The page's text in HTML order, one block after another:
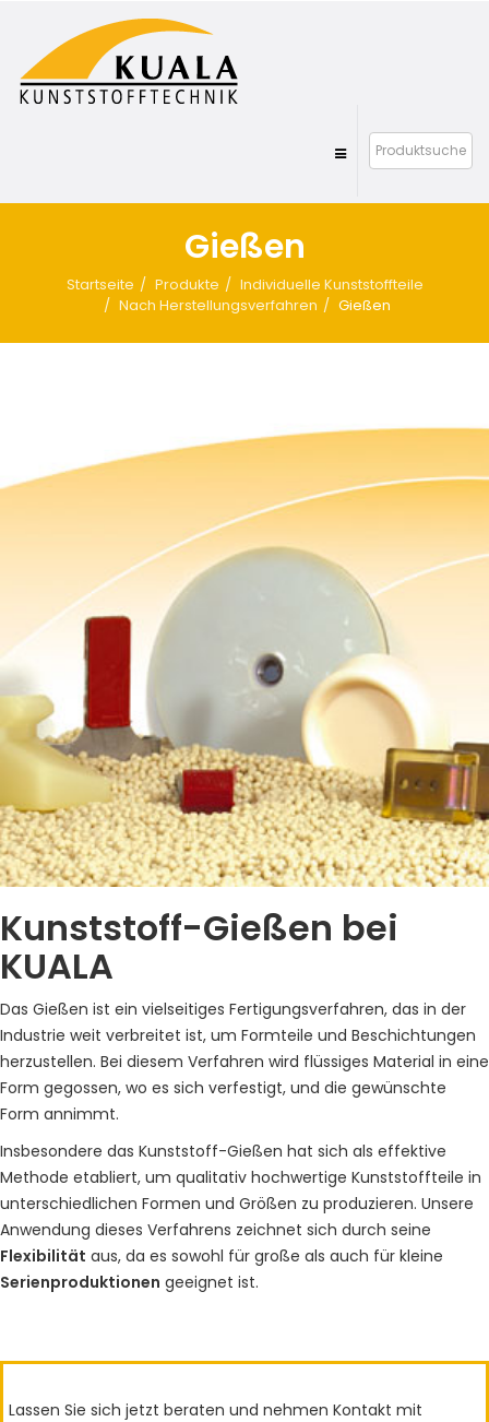
Gießen
Startseite Produkte
Individuelle Kunststoffteile
Nach Herstellungsverfahren
Gießen
Kunststoff-Gießen bei
KUALA
Das Gießen ist ein vielseitiges Fertigungsverfahren, das in der
Industrie weit verbreitet ist, um Formteile und Beschichtungen
herzustellen. Bei diesem Verfahren wird flüssiges Material in eine
Form gegossen, wo es sich verfestigt, und die gewünschte
Form annimmt.
Insbesondere das Kunststoff-Gießen hat sich als effektive
Methode etabliert, um qualitativ hochwertige Kunststoffteile in
unterschiedlichen Formen und Größen zu produzieren. Unsere
Anwendung dieses Verfahrens zeichnet sich durch seine
Flexibilität aus, da es sowohl für große als auch für kleine
Serienproduktionen geeignet ist.
Lassen Sie sich jetzt beraten und nehmen Kontakt mit